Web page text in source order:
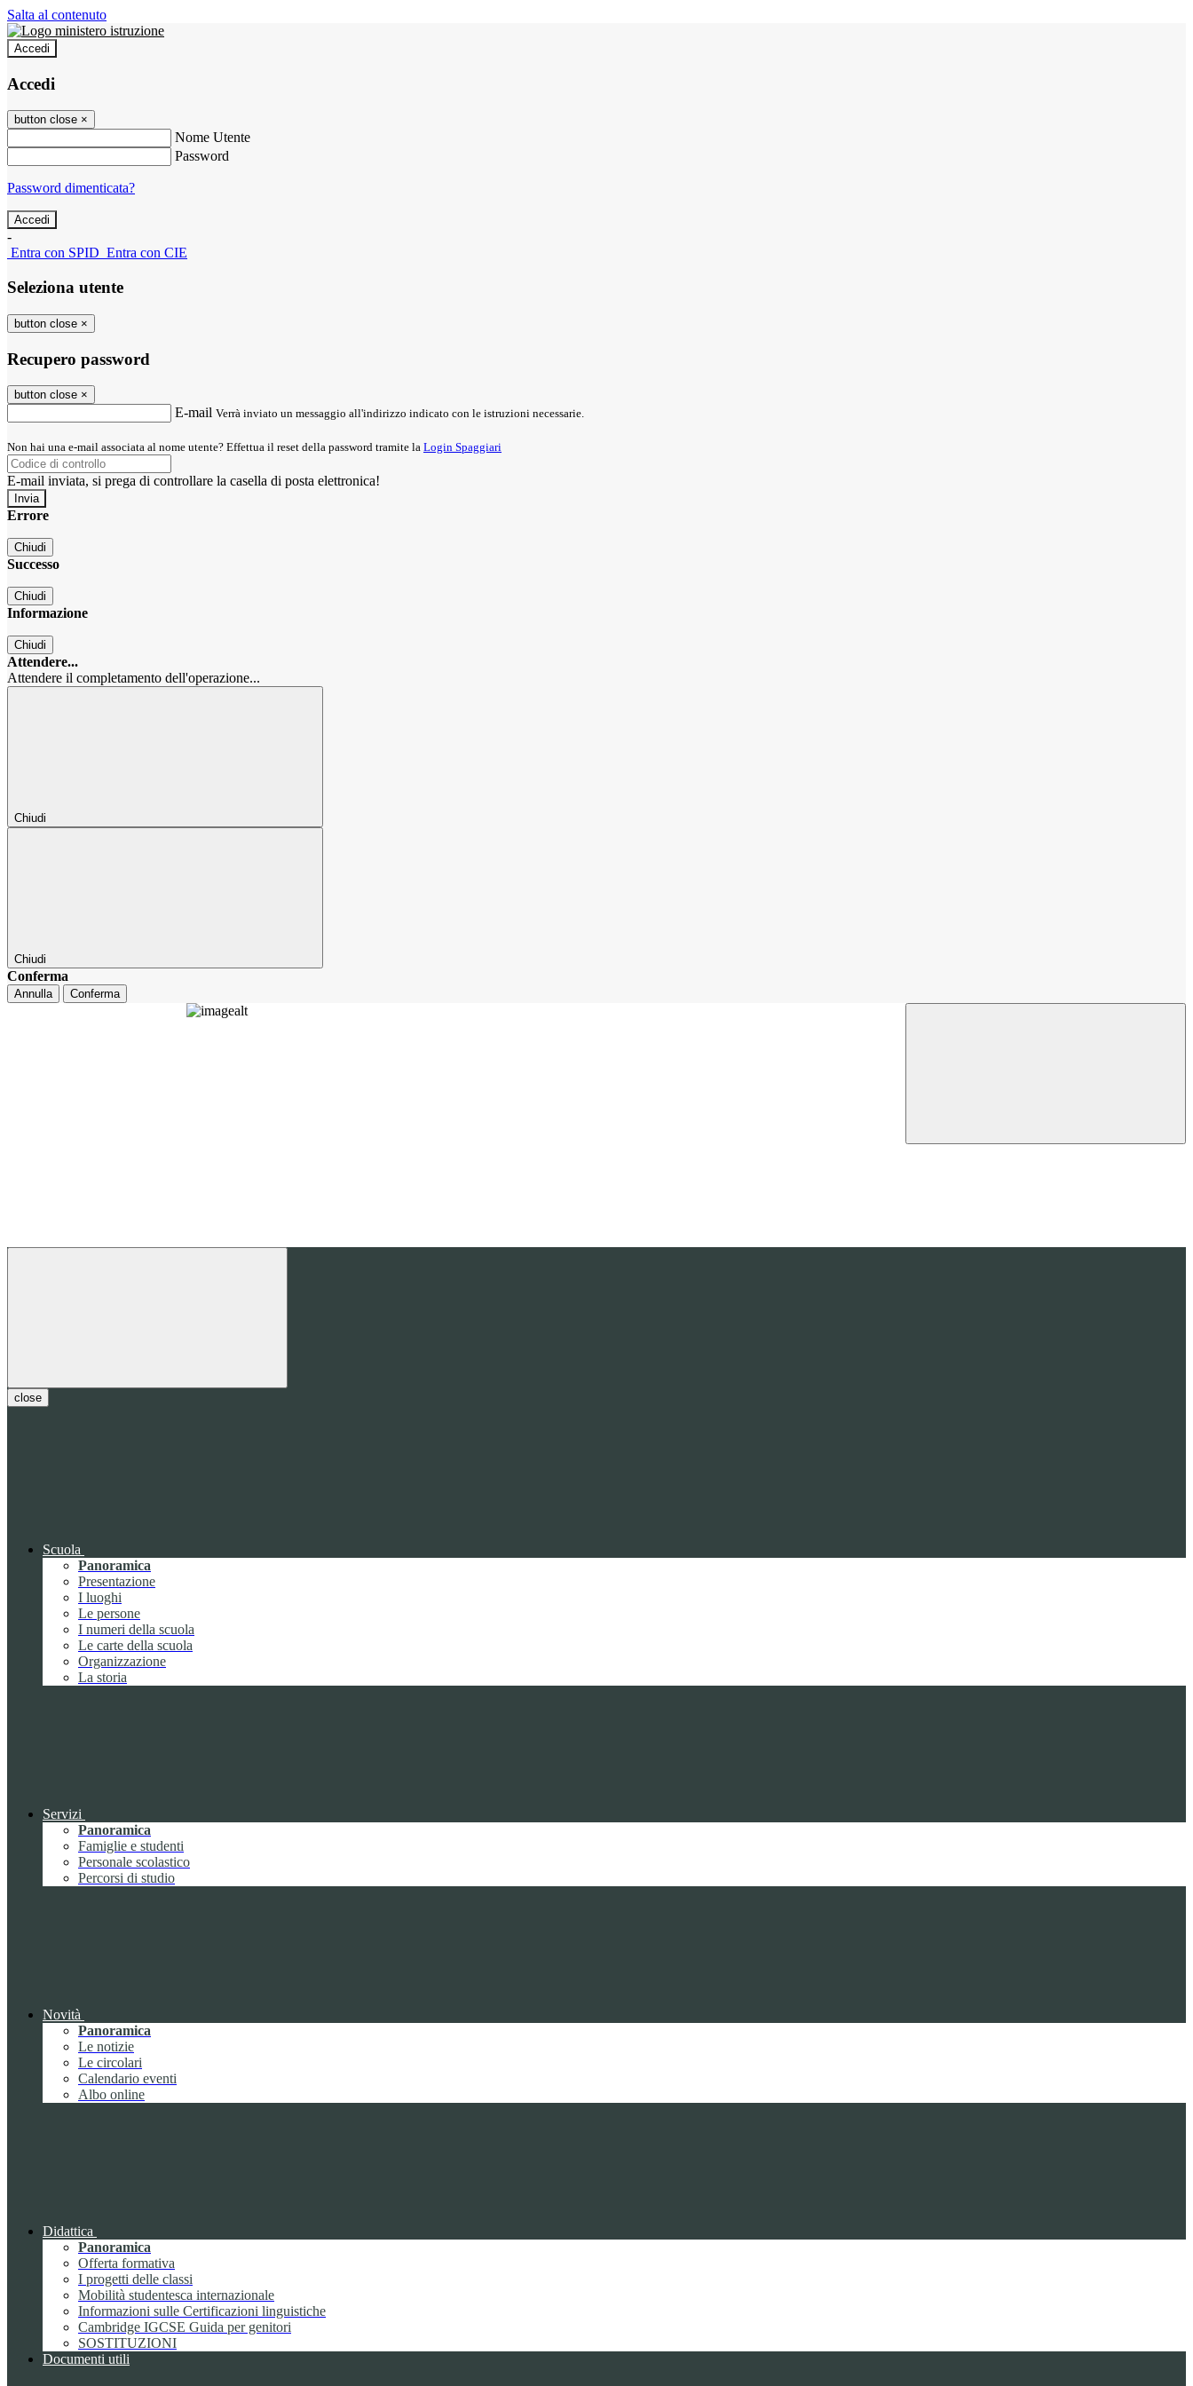
Salta al contenuto
Accedi
Accedi
button close ×
Nome Utente
Password
Password dimenticata?
-
Entra con SPID Entra con CIE
Seleziona utente
button close ×
Recupero password
button close ×
E-mail Verrà inviato un messaggio all'indirizzo indicato con le istruzioni necessarie.
Non hai una e-mail associata al nome utente? Effettua il reset della password tramite la Login Spaggiari
E-mail inviata, si prega di controllare la casella di posta elettronica!
Errore
Chiudi
Successo
Chiudi
Informazione
Chiudi
Attendere...
Attendere il completamento dell'operazione...
Chiudi
Chiudi
Conferma
Annulla Conferma
close
Scuola
Panoramica
Presentazione
I luoghi
Le persone
I numeri della scuola
Le carte della scuola
Organizzazione
La storia
Servizi
Panoramica
Famiglie e studenti
Personale scolastico
Percorsi di studio
Novità
Panoramica
Le notizie
Le circolari
Calendario eventi
Albo online
Didattica
Panoramica
Offerta formativa
I progetti delle classi
Mobilità studentesca internazionale
Informazioni sulle Certificazioni linguistiche
Cambridge IGCSE Guida per genitori
SOSTITUZIONI
Documenti utili